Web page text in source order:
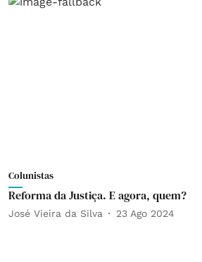
Colunistas
Reforma da Justiça. E agora, quem?
José Vieira da Silva 23 Ago 2024